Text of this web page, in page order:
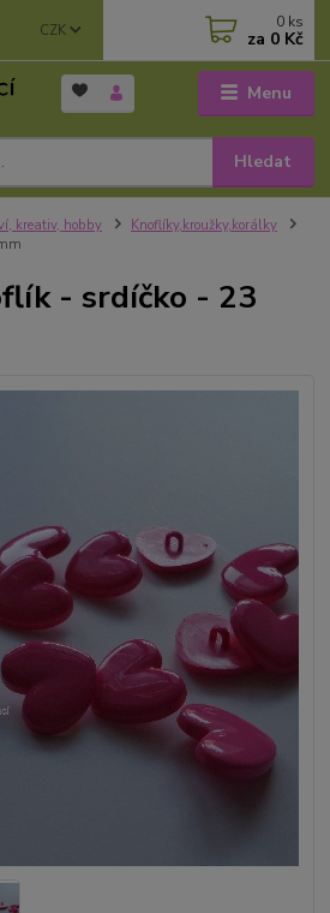
Menu
CZK
Hledat
0 ks
za 0 Kč
kreativ, hobby
Knoflíky,kroužky,korálky
- srdíčko - 23